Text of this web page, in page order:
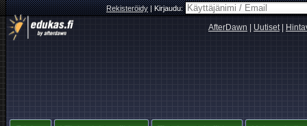
Rekisteröidy|Kirjaudu:
AfterDawn Uutiset|